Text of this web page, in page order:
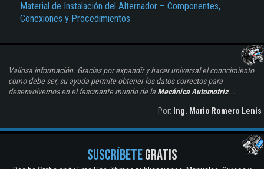
Material de Instalación del Alternador – Componentes,
Conexiones y Procedimientos
Valiosa información. Gracias por expandir y hacer universal el conocimiento
como debe ser, su ayuda permite obtener los datos correctos para
desenvolvernos en el fascinante mundo de la Mecánica Automotriz...
Por: Ing. Mario Romero Lenis
SUSCRÍBETEGRATIS